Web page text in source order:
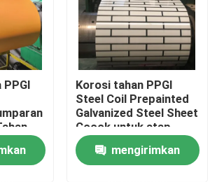
PPGI
Korosi tahan PPGI
Steel Coil Prepainted
Galvanized Steel Sheet
Cocok untuk atap
struktural dan
penggunaan industri
mengirimkan